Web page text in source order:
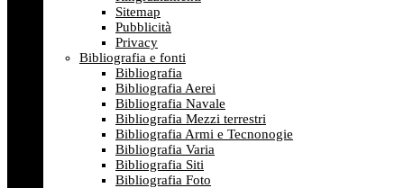
Sitemap
Pubblicità
Privacy
Bibliografia e fonti
Bibliografia
Bibliografia Aerei
Bibliografia Navale
Bibliografia Mezzi terrestri
Bibliografia Armi e Tecnonogie
Bibliografia Varia
Bibliografia Siti
Bibliografia Foto